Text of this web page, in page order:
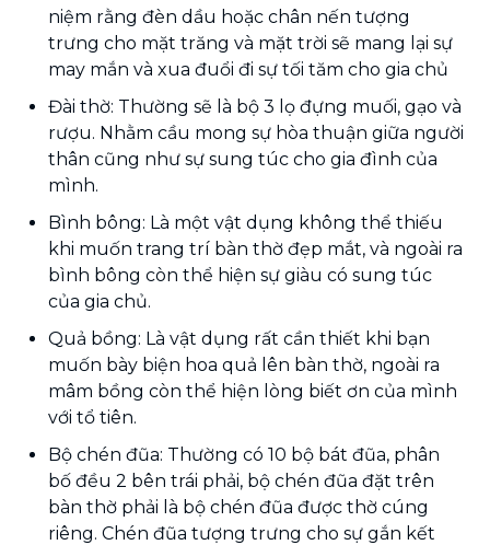
niệm rằng đèn dầu hoặc chân nến tượng
trưng cho mặt trăng và mặt trời sẽ mang lại sự
may mắn và xua đuổi đi sự tối tăm cho gia chủ
Đài thờ: Thường sẽ là bộ 3 lọ đựng muối, gạo và
rượu. Nhằm cầu mong sự hòa thuận giữa người
thân cũng như sự sung túc cho gia đình của
mình.
Bình bông: Là một vật dụng không thể thiếu
khi muốn trang trí bàn thờ đẹp mắt, và ngoài ra
bình bông còn thể hiện sự giàu có sung túc
của gia chủ.
Quả bồng: Là vật dụng rất cần thiết khi bạn
muốn bày biện hoa quả lên bàn thờ, ngoài ra
mâm bồng còn thể hiện lòng biết ơn của mình
với tổ tiên.
Bộ chén đũa: Thường có 10 bộ bát đũa, phân
bố đều 2 bên trái phải, bộ chén đũa đặt trên
bàn thờ phải là bộ chén đũa được thờ cúng
riêng. Chén đũa tượng trưng cho sự gắn kết